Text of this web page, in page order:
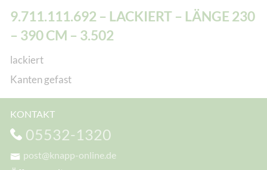
9.711.111.692 – LACKIERT – LÄNGE 230
– 390 CM – 3.502
lackiert
Kanten gefast
KONTAKT
05532-1320
post@knapp-online.de